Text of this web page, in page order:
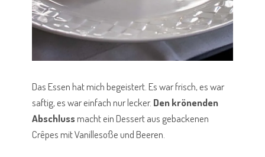
Das Essen hat mich begeistert. Es war frisch, es war
saftig, es war einfach nur lecker. Den krönenden
Abschlussmacht ein Dessert aus gebackenen
Crêpes mit Vanillesoße und Beeren.